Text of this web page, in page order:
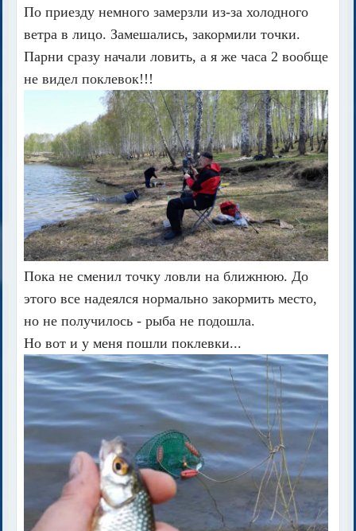
По приезду немного замерзли из-за холодного
ветра в лицо. Замешались, закормили точки.
Парни сразу начали ловить, а я же часа 2 вообще
не видел поклевок!!!
Пока не сменил точку ловли на ближнюю. До
этого все надеялся нормально закормить место,
но не получилось - рыба не подошла.
Но вот и у меня пошли поклевки...